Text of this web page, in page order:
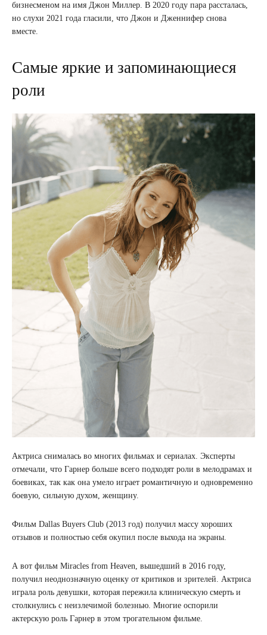
бизнесменом на имя Джон Миллер. В 2020 году пара рассталась,
но слухи 2021 года гласили, что Джон и Дженнифер снова
вместе.
Самые яркие и запоминающиеся
роли
Актриса снималась во многих фильмах и сериалах. Эксперты
отмечали, что Гарнер больше всего подходят роли в мелодрамах и
боевиках, так как она умело играет романтичную и одновременно
боевую, сильную духом, женщину.
Фильм Dallas Buyers Club (2013 год) получил массу хороших
отзывов и полностью себя окупил после выхода на экраны.
А вот фильм Miracles from Heaven, вышедший в 2016 году,
получил неоднозначную оценку от критиков и зрителей. Актриса
играла роль девушки, которая пережила клиническую смерть и
столкнулись с неизлечимой болезнью. Многие оспорили
актерскую роль Гарнер в этом трогательном фильме.